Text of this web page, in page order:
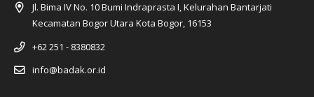
Jl. Bima IV No. 10 Bumi Indraprasta I, Kelurahan Bantarjati
Kecamatan Bogor Utara Kota Bogor, 16153
+62 251 - 8380832
info@badak.or.id